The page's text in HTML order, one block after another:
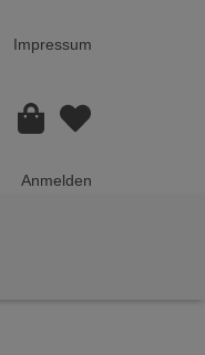
Impressum
Anmelden